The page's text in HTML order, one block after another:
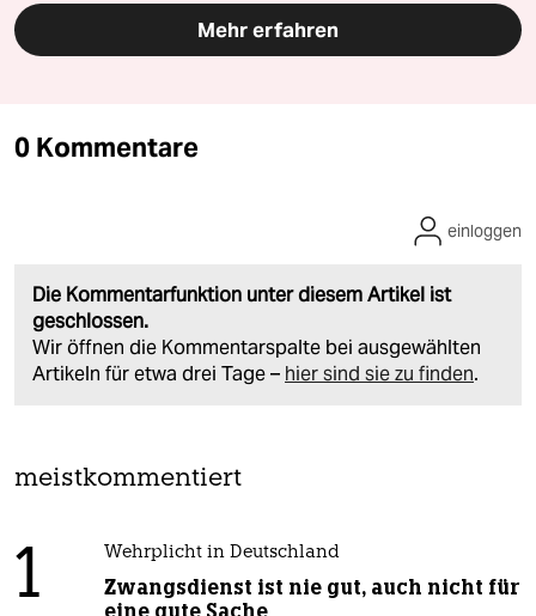
Mehr erfahren
0 Kommentare
Die Kommentarfunktion unter diesem Artikel ist
geschlossen.
Wir öffnen die Kommentarspalte bei ausgewählten
Artikeln für etwa drei Tage – hier sind sie zu finden.
einloggen
meistkommentiert
1 Wehrplicht in Deutschland
Zwangsdienst ist nie gut, auch nicht für